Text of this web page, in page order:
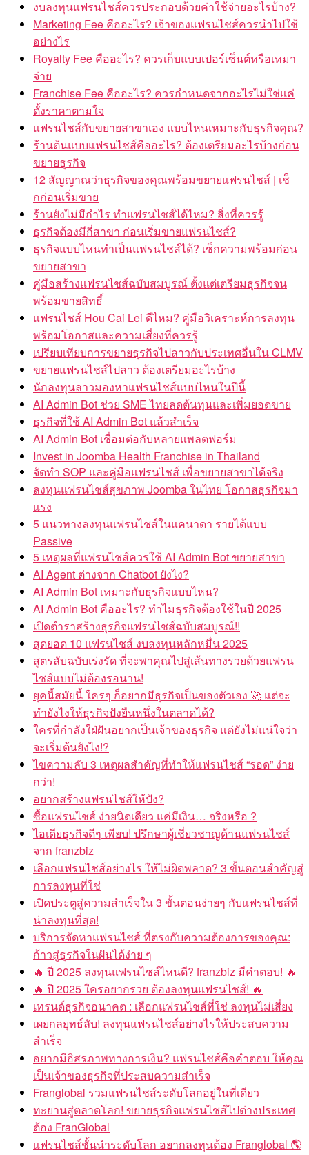
งบลงทุนแฟรนไชส์ควรประกอบด้วยค่าใช้จ่ายอะไรบ้าง?
Marketing Fee คืออะไร? เจ้าของแฟรนไชส์ควรนำไปใช้
อย่างไร
Royalty Fee คืออะไร? ควรเก็บแบบเปอร์เซ็นต์หรือเหมา
จ่าย
Franchise Fee คืออะไร? ควรกำหนดจากอะไรไม่ใช่แค่
ตั้งราคาตามใจ
แฟรนไชส์กับขยายสาขาเอง แบบไหนเหมาะกับธุรกิจคุณ?
ร้านต้นแบบแฟรนไชส์คืออะไร? ต้องเตรียมอะไรบ้างก่อน
ขยายธุรกิจ
12 สัญญาณว่าธุรกิจของคุณพร้อมขยายแฟรนไชส์ | เช็
กก่อนเริ่มขาย
ร้านยังไม่มีกำไร ทำแฟรนไชส์ได้ไหม? สิ่งที่ควรรู้
ธุรกิจต้องมีกี่สาขา ก่อนเริ่มขายแฟรนไชส์?
ธุรกิจแบบไหนทำเป็นแฟรนไชส์ได้? เช็กความพร้อมก่อน
ขยายสาขา
คู่มือสร้างแฟรนไชส์ฉบับสมบูรณ์ ตั้งแต่เตรียมธุรกิจจน
พร้อมขายสิทธิ์
แฟรนไชส์ Hou Cai Lei ดีไหม? คู่มือวิเคราะห์การลงทุน
พร้อมโอกาสและความเสี่ยงที่ควรรู้
เปรียบเทียบการขยายธุรกิจไปลาวกับประเทศอื่นใน CLMV
ขยายแฟรนไชส์ไปลาว ต้องเตรียมอะไรบ้าง
นักลงทุนลาวมองหาแฟรนไชส์แบบไหนในปีนี้
AI Admin Bot ช่วย SME ไทยลดต้นทุนและเพิ่มยอดขาย
ธุรกิจที่ใช้ AI Admin Bot แล้วสำเร็จ
AI Admin Bot เชื่อมต่อกับหลายแพลตฟอร์ม
Invest in Joomba Health Franchise in Thailand
จัดทำ SOP และคู่มือแฟรนไชส์ เพื่อขยายสาขาได้จริง
ลงทุนแฟรนไชส์สุขภาพ Joomba ในไทย โอกาสธุรกิจมา
แรง
5 แนวทางลงทุนแฟรนไชส์ในแคนาดา รายได้แบบ
Passive
5 เหตุผลที่แฟรนไชส์ควรใช้ AI Admin Bot ขยายสาขา
AI Agent ต่างจาก Chatbot ยังไง?
AI Admin Bot เหมาะกับธุรกิจแบบไหน?
AI Admin Bot คืออะไร? ทำไมธุรกิจต้องใช้ในปี 2025
เปิดตำราสร้างธุรกิจแฟรนไชส์ฉบับสมบูรณ์!!
สุดยอด 10 แฟรนไชส์ งบลงทุนหลักหมื่น 2025
สูตรลับฉบับเร่งรัด ที่จะพาคุณไปสู่เส้นทางรวยด้วยแฟรน
ไชส์แบบไม่ต้องรอนาน!
ยุคนี้สมัยนี้ ใครๆ ก็อยากมีธุรกิจเป็นของตัวเอง 🚀 แต่จะ
ทำยังไงให้ธุรกิจปังยืนหนึ่งในตลาดได้?
ใครที่กำลังใฝ่ฝันอยากเป็นเจ้าของธุรกิจ แต่ยังไม่แน่ใจว่า
จะเริ่มต้นยังไง!?
ไขความลับ 3 เหตุผลสำคัญที่ทำให้แฟรนไชส์ “รอด” ง่าย
กว่า!
อยากสร้างแฟรนไชส์ให้ปัง?
ซื้อแฟรนไชส์ ง่ายนิดเดียว แค่มีเงิน… จริงหรือ ?
ไอเดียธุรกิจดีๆ เพียบ! ปรึกษาผู้เชี่ยวชาญด้านแฟรนไชส์
จาก franzbiz
เลือกแฟรนไชส์อย่างไร ให้ไม่ผิดพลาด? 3 ขั้นตอนสำคัญสู่
การลงทุนที่ใช่
เปิดประตูสู่ความสำเร็จใน 3 ขั้นตอนง่ายๆ กับแฟรนไชส์ที่
น่าลงทุนที่สุด!
บริการจัดหาแฟรนไชส์ ที่ตรงกับความต้องการของคุณ:
ก้าวสู่ธุรกิจในฝันได้ง่าย ๆ
🔥 ปี 2025 ลงทุนแฟรนไชส์ไหนดี? franzbiz มีคำตอบ! 🔥
🔥 ปี 2025 ใครอยากรวย ต้องลงทุนแฟรนไชส์! 🔥
เทรนด์ธุรกิจอนาคต : เลือกแฟรนไชส์ที่ใช่ ลงทุนไม่เสี่ยง
เผยกลยุทธ์ลับ! ลงทุนแฟรนไชส์อย่างไรให้ประสบความ
สำเร็จ
อยากมีอิสรภาพทางการเงิน? แฟรนไชส์คือคำตอบ ให้คุณ
เป็นเจ้าของธุรกิจที่ประสบความสำเร็จ
Franglobal รวมแฟรนไชส์ระดับโลกอยู่ในที่เดียว
ทะยานสู่ตลาดโลก! ขยายธุรกิจแฟรนไชส์ไปต่างประเทศ
ต้อง FranGlobal
แฟรนไชส์ชั้นนำระดับโลก อยากลงทุนต้อง Franglobal 🌎